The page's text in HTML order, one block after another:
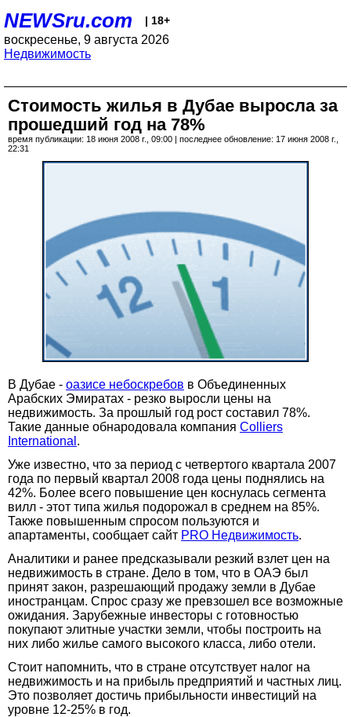
NEWSru.com | 18+
воскресенье, 9 августа 2026
Недвижимость
Стоимость жилья в Дубае выросла за
прошедший год на 78%
время публикации: 18 июня 2008 г., 09:00 | последнее обновление: 17 июня 2008 г.,
22:31
В Дубае - оазисе небоскребов в Объединенных
Арабских Эмиратах - резко выросли цены на
недвижимость. За прошлый год рост составил 78%.
Такие данные обнародовала компания Colliers
International .
Уже известно, что за период с четвертого квартала 2007
года по первый квартал 2008 года цены поднялись на
42%. Более всего повышение цен коснулась сегмента
вилл - этот типа жилья подорожал в среднем на 85%.
Также повышенным спросом пользуются и
апартаменты, сообщает сайт PRO Недвижимость.
Аналитики и ранее предсказывали резкий взлет цен на
недвижимость в стране. Дело в том, что в ОАЭ был
принят закон, разрешающий продажу земли в Дубае
иностранцам. Спрос сразу же превзошел все возможные
ожидания. Зарубежные инвесторы с готовностью
покупают элитные участки земли, чтобы построить на
них либо жилье самого высокого класса, либо отели.
Стоит напомнить, что в стране отсутствует налог на
недвижимость и на прибыль предприятий и частных лиц.
Это позволяет достичь прибыльности инвестиций на
уровне 12-25% в год.